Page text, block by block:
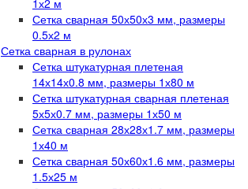
1х2 м
Сетка сварная 50х50х3 мм, размеры
0.5х2 м
Сетка сварная в рулонах
Сетка штукатурная плетеная
14х14х0.8 мм, размеры 1х80 м
Сетка штукатурная сварная плетеная
5х5х0.7 мм, размеры 1х50 м
Сетка сварная 28х28х1.7 мм, размеры
1х40 м
Сетка сварная 50х60х1.6 мм, размеры
1.5х25 м